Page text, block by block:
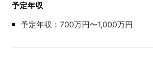
予定年収
予定年収：700万円〜1,000万円